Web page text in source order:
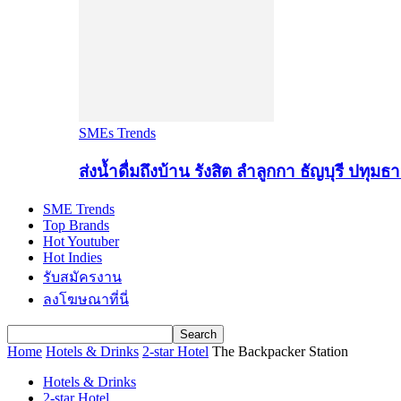
SMEs Trends
ส่งน้ำดื่มถึงบ้าน รังสิต ลำลูกกา ธัญบุรี ปทุมธ
SME Trends
Top Brands
Hot Youtuber
Hot Indies
รับสมัครงาน
ลงโฆษณาที่นี่
Home Hotels & Drinks 2-star Hotel The Backpacker Station
Hotels & Drinks
2-star Hotel